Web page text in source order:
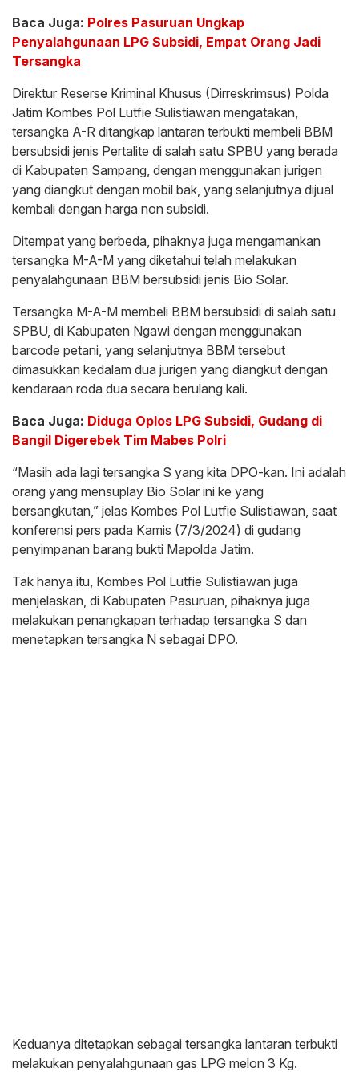
Baca Juga: Polres Pasuruan Ungkap
Penyalahgunaan LPG Subsidi, Empat Orang Jadi
Tersangka
Direktur Reserse Kriminal Khusus (Dirreskrimsus) Polda
Jatim Kombes Pol Lutfie Sulistiawan mengatakan,
tersangka A-R ditangkap lantaran terbukti membeli BBM
bersubsidi jenis Pertalite di salah satu SPBU yang berada
di Kabupaten Sampang, dengan menggunakan jurigen
yang diangkut dengan mobil bak, yang selanjutnya dijual
kembali dengan harga non subsidi.
Ditempat yang berbeda, pihaknya juga mengamankan
tersangka M-A-M yang diketahui telah melakukan
penyalahgunaan BBM bersubsidi jenis Bio Solar.
Tersangka M-A-M membeli BBM bersubsidi di salah satu
SPBU, di Kabupaten Ngawi dengan menggunakan
barcode petani, yang selanjutnya BBM tersebut
dimasukkan kedalam dua jurigen yang diangkut dengan
kendaraan roda dua secara berulang kali.
Baca Juga: Diduga Oplos LPG Subsidi, Gudang di
Bangil Digerebek Tim Mabes Polri
“Masih ada lagi tersangka S yang kita DPO-kan. Ini adalah
orang yang mensuplay Bio Solar ini ke yang
bersangkutan,” jelas Kombes Pol Lutfie Sulistiawan, saat
konferensi pers pada Kamis (7/3/2024) di gudang
penyimpanan barang bukti Mapolda Jatim.
Tak hanya itu, Kombes Pol Lutfie Sulistiawan juga
menjelaskan, di Kabupaten Pasuruan, pihaknya juga
melakukan penangkapan terhadap tersangka S dan
menetapkan tersangka N sebagai DPO.
Keduanya ditetapkan sebagai tersangka lantaran terbukti
melakukan penyalahgunaan gas LPG melon 3 Kg.